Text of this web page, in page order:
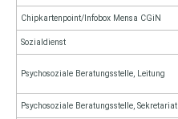
Chipkartenpoint/Infobox Mensa CGiN
Sozialdienst
Psychosoziale Beratungsstelle, Leitung
Psychosoziale Beratungsstelle, Sekretariat